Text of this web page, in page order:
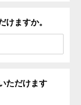
けますか。
ただけます